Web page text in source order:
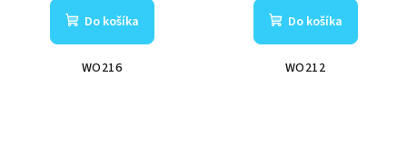
Do košíka
WO216
Do košíka
WO212